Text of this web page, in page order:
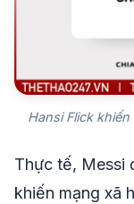
Hansi Flick
Thực tế, Messi
khiến mạng xã